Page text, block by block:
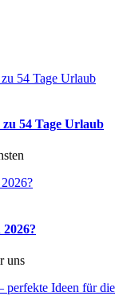
54 Tage Urlaub
uns